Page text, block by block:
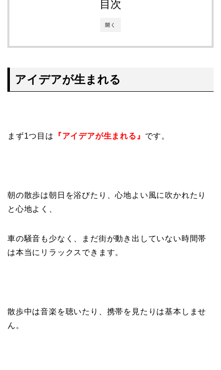
開く
目次
アイデアが生まれる
まず1つ目は 『アイデアが生まれる』 です。
朝の散歩は朝日を浴びたり、心地よい風に吹かれたり
と心地よく、
車の騒音も少なく、まだ街が動き出していない時間帯
は本当にリラックスできます。
散歩中は音楽を聴いたり、携帯を見たりは基本しませ
ん。